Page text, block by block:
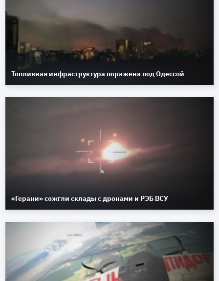
Топливная инфраструктура поражена под Одессой
«Герани» сожгли склады с дронами и РЭБ ВСУ